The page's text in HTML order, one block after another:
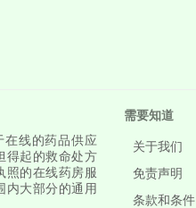
Calcium
在线的药品供应
得起的救命处方
照的在线药房服
内大部分的通用
需要知道
关于我们
免责声明
条款和条件